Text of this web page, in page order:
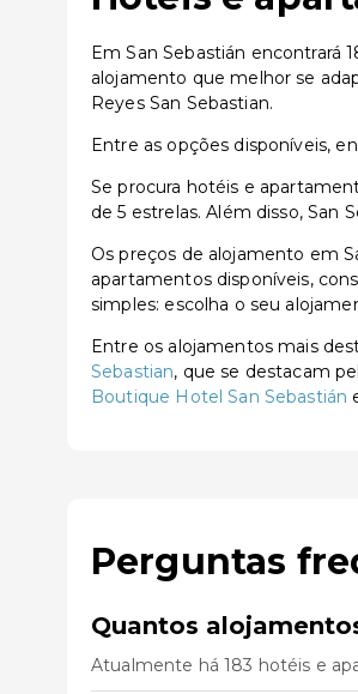
Em San Sebastián encontrará
alojamento que melhor se
Reyes San Sebastian.
Entre as opções disponíveis,
Se procura hotéis e
de 5 estrelas. Além disso, San
Os preços de alojamento em
apartamentos disponíveis,
simples: escolha o seu
Entre os alojamentos mais
Sebastian, que se destacam
Boutique Hotel San Sebastián
Perguntas
Quantos
Atualmente há 183 hotéis e